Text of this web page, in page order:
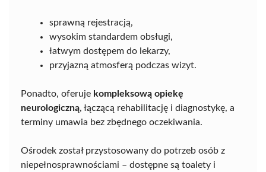
sprawną rejestracją,
wysokim standardem obsługi,
łatwym dostępem do lekarzy,
przyjazną atmosferą podczas wizyt.
Ponadto, oferuje kompleksową opiekę
neurologiczną, łączącą rehabilitację i diagnostykę, a
terminy umawia bez zbędnego oczekiwania.
Ośrodek został przystosowany do potrzeb osób z
niepełnosprawnościami – dostępne są toalety i